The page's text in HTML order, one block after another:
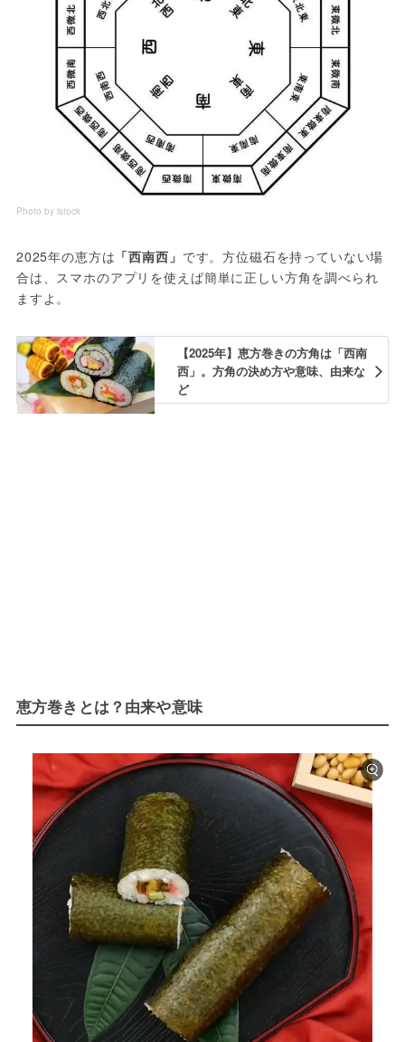
Photo by istock
2025年の恵方は 「西南西」 です。方位磁石を持っていない場
合は、スマホのアプリを使えば簡単に正しい方角を調べられ
ますよ。
【2025年】恵方巻きの方角は「西南
西」。方角の決め方や意味、由来な
ど
恵方巻きとは？由来や意味